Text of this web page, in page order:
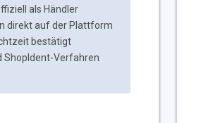
als Händler
direkt auf der Plattform
bestätigt
ShopIdent-Verfahren